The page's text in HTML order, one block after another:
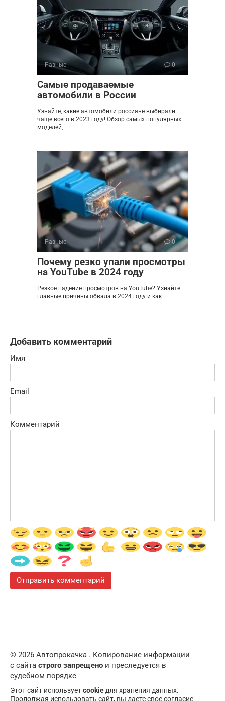
Разные 0
Самые продаваемые
автомобили в России
Узнайте, какие автомобили россияне выбирали
чаще всего в 2023 году! Обзор самых популярных
моделей,
Разные 0
Почему резко упали просмотры
на YouTube в 2024 году
Резкое падение просмотров на YouTube? Узнайте
главные причины обвала в 2024 году и как
Добавить комментарий
Имя
Email
Комментарий
© 2026 Автопрокачка . Копирование информации
с сайта строго запрещено и преследуется в
судебном порядке
Этот сайт используетcookie для хранения данных.
Продолжая использовать сайт, вы даете свое согласие